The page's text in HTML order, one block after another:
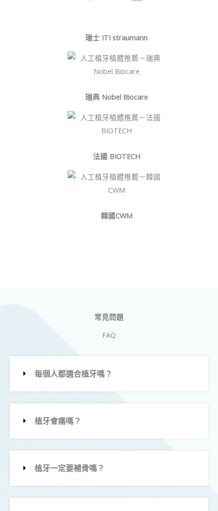
瑞士 ITI straumann
瑞典 Nobel Biocare
法國 BIOTECH
韓國CWM
常見問題
FAQ
每個人都適合植牙嗎？
植牙會痛嗎？
植牙一定要補骨嗎？